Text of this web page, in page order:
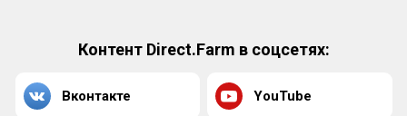
Контент Direct.Farm в соцсетях:
Вконтакте YouTube